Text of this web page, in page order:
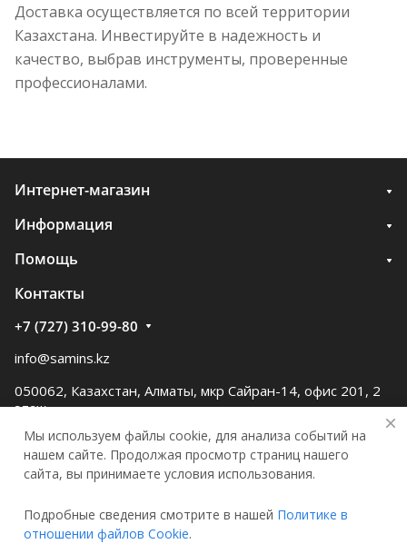
Доставка осуществляется по всей территории
Казахстана. Инвестируйте в надежность и
качество, выбрав инструменты, проверенные
профессионалами.
Интернет-магазин
Информация
Помощь
Контакты
+7 (727) 310-99-80
info@samins.kz
050062, Казахстан, Алматы, мкр Сайран-14, офис 201, 2
этаж
© 2026 Samgau instruments
Мы используем файлы cookie, для анализа событий на
нашем сайте. Продолжая просмотр страниц нашего
сайта, вы принимаете условия использования.
Подробные сведения смотрите в нашей Политике в
отношении файлов Cookie.